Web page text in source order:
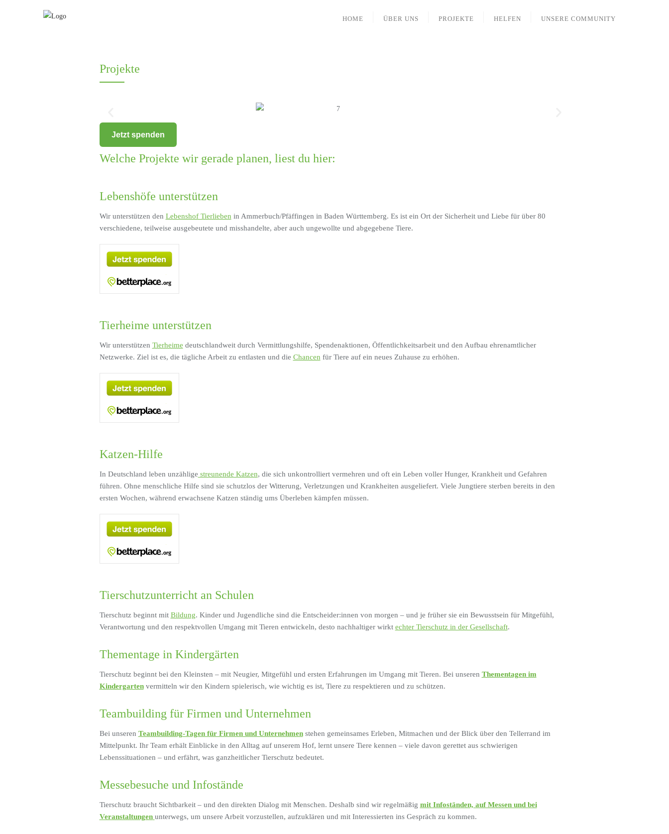
HOME ÜBER UNS PROJEKTE HELFEN UNSERE COMMUNITY
Projekte
Jetzt spenden
Welche Projekte wir gerade planen, liest du hier:
Lebenshöfe unterstützen
Wir unterstützen den Lebenshof Tierlieben in Ammerbuch/Pfäffingen in Baden Württemberg. Es ist ein Ort der Sicherheit und Liebe für über 80
verschiedene, teilweise ausgebeutete und misshandelte, aber auch ungewollte und abgegebene Tiere.
Tierheime unterstützen
Wir unterstützen Tierheime deutschlandweit durch Vermittlungshilfe, Spendenaktionen, Öffentlichkeitsarbeit und den Aufbau ehrenamtlicher
Netzwerke. Ziel ist es, die tägliche Arbeit zu entlasten und die Chancen für Tiere auf ein neues Zuhause zu erhöhen.
Katzen-Hilfe
In Deutschland leben unzählige streunende Katzen, die sich unkontrolliert vermehren und oft ein Leben voller Hunger, Krankheit und Gefahren
führen. Ohne menschliche Hilfe sind sie schutzlos der Witterung, Verletzungen und Krankheiten ausgeliefert. Viele Jungtiere sterben bereits in den
ersten Wochen, während erwachsene Katzen ständig ums Überleben kämpfen müssen.
Tierschutzunterricht an Schulen
Tierschutz beginnt mit Bildung. Kinder und Jugendliche sind die Entscheider:innen von morgen – und je früher sie ein Bewusstsein für Mitgefühl,
Verantwortung und den respektvollen Umgang mit Tieren entwickeln, desto nachhaltiger wirkt echter Tierschutz in der Gesellschaft.
Thementage in Kindergärten
Tierschutz beginnt bei den Kleinsten – mit Neugier, Mitgefühl und ersten Erfahrungen im Umgang mit Tieren. Bei unseren Thementagen im
Kindergartenvermitteln wir den Kindern spielerisch, wie wichtig es ist, Tiere zu respektieren und zu schützen.
Teambuilding für Firmen und Unternehmen
Bei unseren Teambuilding-Tagen für Firmen und Unternehmenstehen gemeinsames Erleben, Mitmachen und der Blick über den Tellerrand im
Mittelpunkt. Ihr Team erhält Einblicke in den Alltag auf unserem Hof, lernt unsere Tiere kennen – viele davon gerettet aus schwierigen
Lebenssituationen – und erfährt, was ganzheitlicher Tierschutz bedeutet.
Messebesuche und Infostände
Tierschutz braucht Sichtbarkeit – und den direkten Dialog mit Menschen. Deshalb sind wir regelmäßig mit Infoständen, auf Messen und bei
Veranstaltungen unterwegs, um unsere Arbeit vorzustellen, aufzuklären und mit Interessierten ins Gespräch zu kommen.